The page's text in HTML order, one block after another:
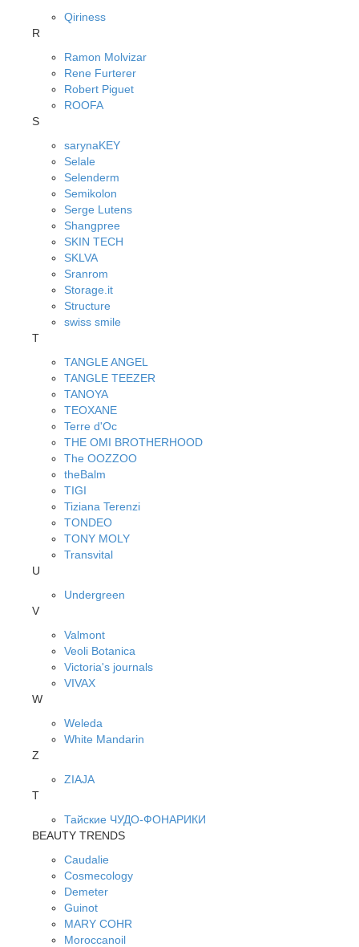
Qiriness
R
Ramon Molvizar
Rene Furterer
Robert Piguet
ROOFA
S
sarynaKEY
Selale
Selenderm
Semikolon
Serge Lutens
Shangpree
SKIN TECH
SKLVA
Sranrom
Storage.it
Structure
swiss smile
T
TANGLE ANGEL
TANGLE TEEZER
TANOYA
TEOXANE
Terre d'Oc
THE OMI BROTHERHOOD
The OOZZOO
theBalm
TIGI
Tiziana Terenzi
TONDEO
TONY MOLY
Transvital
U
Undergreen
V
Valmont
Veoli Botanica
Victoria's journals
VIVAX
W
Weleda
White Mandarin
Z
ZIAJA
Т
Тайские ЧУДО-ФОНАРИКИ
BEAUTY TRENDS
Caudalie
Cosmecology
Demeter
Guinot
MARY COHR
Moroccanoil